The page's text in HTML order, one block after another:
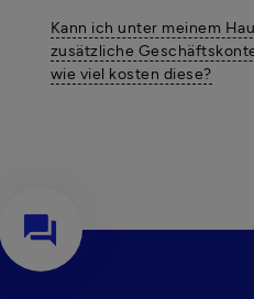
Kann ich unter meinem
zusätzliche
wie viel kosten diese?
question_answer